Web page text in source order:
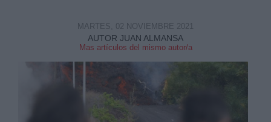
AUTOR JUAN ALMANSA
Mas artículos del mismo autor/a
MARTES, 02 NOVIEMBRE 2021